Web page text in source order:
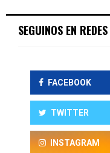
SEGUINOS EN REDES
FACEBOOK
TWITTER
INSTAGRAM